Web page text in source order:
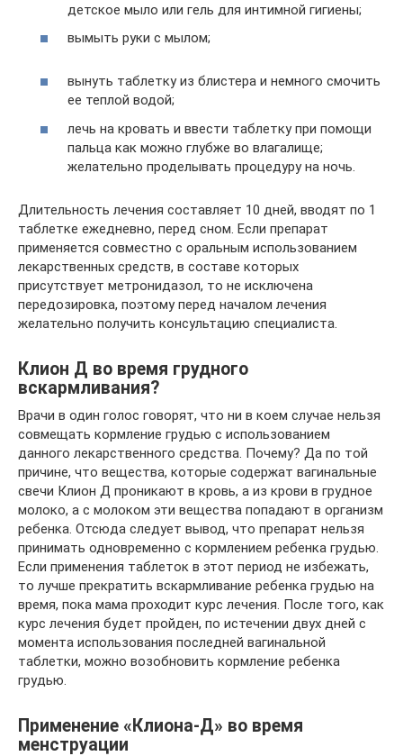
детское мыло или гель для интимной гигиены;
вымыть руки с мылом;
вынуть таблетку из блистера и немного смочить
ее теплой водой;
лечь на кровать и ввести таблетку при помощи
пальца как можно глубже во влагалище;
желательно проделывать процедуру на ночь.
Длительность лечения составляет 10 дней, вводят по 1
таблетке ежедневно, перед сном. Если препарат
применяется совместно с оральным использованием
лекарственных средств, в составе которых
присутствует метронидазол, то не исключена
передозировка, поэтому перед началом лечения
желательно получить консультацию специалиста.
Клион Д во время грудного
вскармливания?
Врачи в один голос говорят, что ни в коем случае нельзя
совмещать кормление грудью с использованием
данного лекарственного средства. Почему? Да по той
причине, что вещества, которые содержат вагинальные
свечи Клион Д проникают в кровь, а из крови в грудное
молоко, а с молоком эти вещества попадают в организм
ребенка. Отсюда следует вывод, что препарат нельзя
принимать одновременно с кормлением ребенка грудью.
Если применения таблеток в этот период не избежать,
то лучше прекратить вскармливание ребенка грудью на
время, пока мама проходит курс лечения. После того, как
курс лечения будет пройден, по истечении двух дней с
момента использования последней вагинальной
таблетки, можно возобновить кормление ребенка
грудью.
Применение «Клиона-Д» во время
менструации